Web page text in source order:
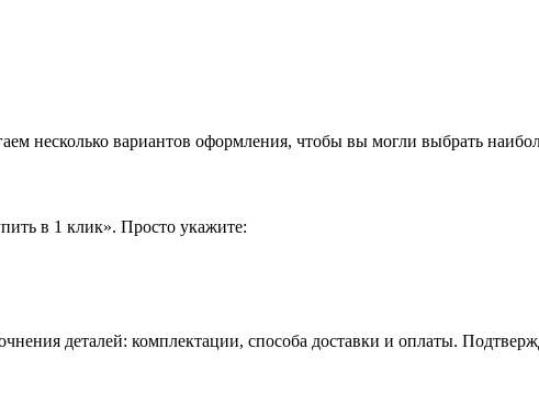
несколько вариантов оформления, чтобы вы могли выбрать
в 1 клик». Просто укажите:
деталей: комплектации, способа доставки и оплаты.